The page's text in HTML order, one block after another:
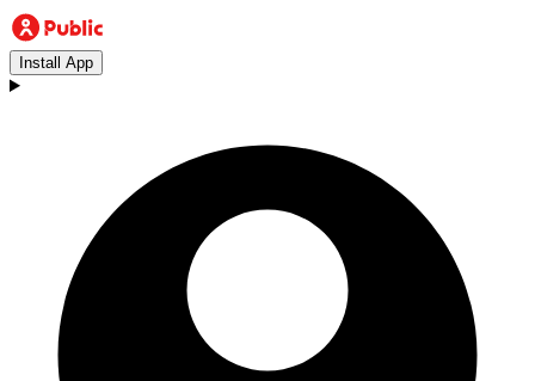
Install App